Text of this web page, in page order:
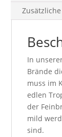
In
Brände
muss im
edlen
der
mild
sind.